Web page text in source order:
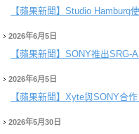
【蘋果新聞】 Studio Hamburg
2026年6月5日
【蘋果新聞】 SONY推出SRG-
2026年6月5日
【蘋果新聞】 Xyte與SONY合
2026年5月30日